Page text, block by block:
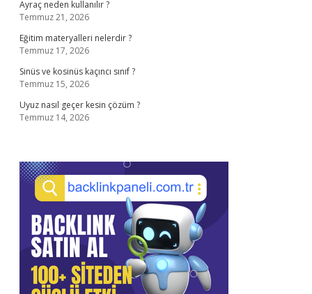
Ayraç neden kullanılır ?
Temmuz 21, 2026
Eğitim materyalleri nelerdir ?
Temmuz 17, 2026
Sinüs ve kosinüs kaçıncı sınıf ?
Temmuz 15, 2026
Uyuz nasıl geçer kesin çözüm ?
Temmuz 14, 2026